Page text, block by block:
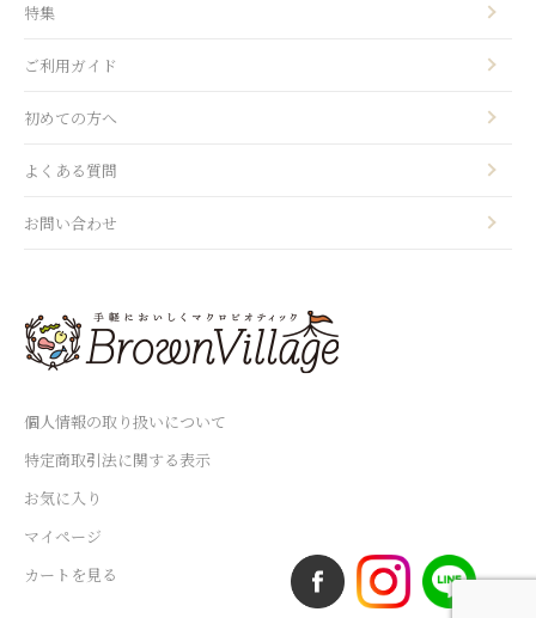
個人情報の取り扱いについて
特定商取引法に関する表示
お気に入り
マイページ
カートを見る
特集
ご利用ガイド
初めての方へ
よくある質問
お問い合わせ